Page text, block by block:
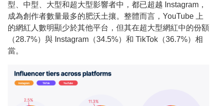
型、中型、大型和超大型影響者中，都已超越 Instagram，
成為創作者數量最多的肥沃土攘。整體而言，YouTube 上
的網紅人數明顯少於其他平台，但其在超大型網紅中的份額
（28.7%）與 Instagram（34.5%）和 TikTok（36.7%）相
當。